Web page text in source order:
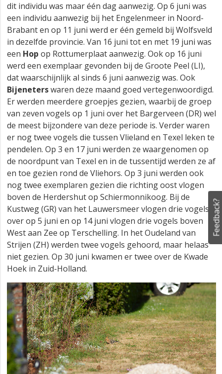
dit individu was maar één dag aanwezig. Op 6 juni was
een individu aanwezig bij het Engelenmeer in Noord-
Brabant en op 11 juni werd er één gemeld bij Wolfsveld
in dezelfde provincie. Van 16 juni tot en met 19 juni was
een Hop op Rottumerplaat aanwezig. Ook op 16 juni
werd een exemplaar gevonden bij de Groote Peel (LI),
dat waarschijnlijk al sinds 6 juni aanwezig was. Ook
Bijeneterswaren deze maand goed vertegenwoordigd.
Er werden meerdere groepjes gezien, waarbij de groep
van zeven vogels op 1 juni over het Bargerveen (DR) wel
de meest bijzondere van deze periode is. Verder waren
er nog twee vogels die tussen Vlieland en Texel leken te
pendelen. Op 3 en 17 juni werden ze waargenomen op
de noordpunt van Texel en in de tussentijd werden ze af
en toe gezien rond de Vliehors. Op 3 juni werden ook
nog twee exemplaren gezien die richting oost vlogen
boven de Herdershut op Schiermonnikoog. Bij de
Kustweg (GR) van het Lauwersmeer vlogen drie vogels
over op 5 juni en op 14 juni vlogen drie vogels boven
West aan Zee op Terschelling. In het Oudeland van
Strijen (ZH) werden twee vogels gehoord, maar helaas
niet gezien. Op 30 juni kwamen er twee over de Kwade
Hoek in Zuid-Holland.
Feedback?